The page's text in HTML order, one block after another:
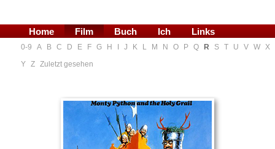
Home Film Buch Ich Links
0-9 A B C D E F G H J K L M N O P Q R S T U V W X
Y Z Zuletzt gesehen